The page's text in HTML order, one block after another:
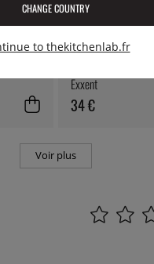
EXXENT
Exxent
34 €
Voir plus
CHANGE COUNTRY
to thekitchenlab.fr